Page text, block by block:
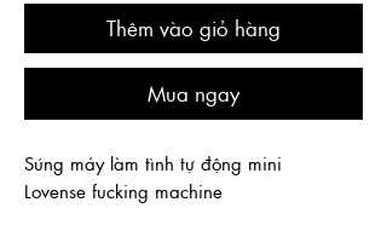
Thêm vào giỏ hàng
Mua ngay
Súng máy làm tình tự động mini
Lovense fucking machine